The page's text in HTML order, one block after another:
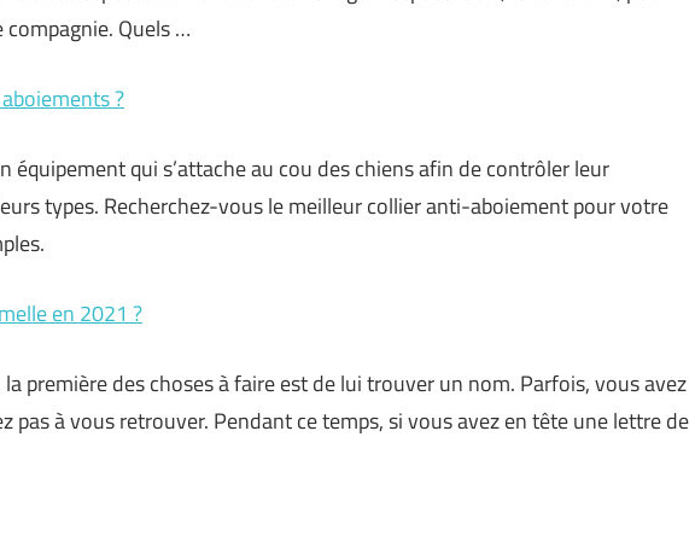
Quels …
?
équipement qui s’attache au cou des chiens afin de contrôler leur
types. Recherchez-vous le meilleur collier anti-aboiement pour votre
en 2021 ?
première des choses à faire est de lui trouver un nom. Parfois, vous avez
pas à vous retrouver. Pendant ce temps, si vous avez en tête une lettre de